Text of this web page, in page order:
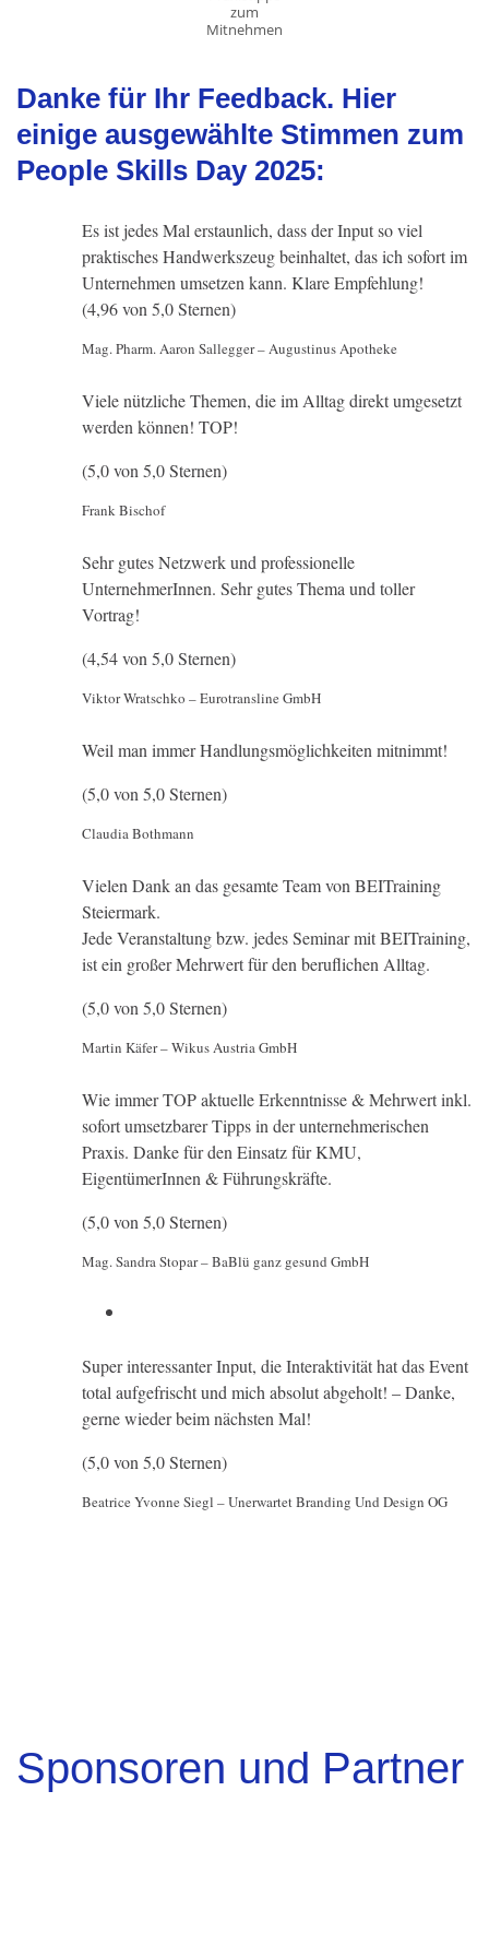
zum
Mitnehmen
Danke für Ihr Feedback. Hier
einige ausgewählte Stimmen zum
People Skills Day 2025:
Es ist jedes Mal erstaunlich, dass der Input so viel
praktisches Handwerkszeug beinhaltet, das ich sofort im
Unternehmen umsetzen kann. Klare Empfehlung!
(4,96 von 5,0 Sternen)
Mag. Pharm. Aaron Sallegger – Augustinus Apotheke
Viele nützliche Themen, die im Alltag direkt umgesetzt
werden können! TOP!
(5,0 von 5,0 Sternen)
Frank Bischof
Sehr gutes Netzwerk und professionelle
UnternehmerInnen. Sehr gutes Thema und toller
Vortrag!
(4,54 von 5,0 Sternen)
Viktor Wratschko – Eurotransline GmbH
Weil man immer Handlungsmöglichkeiten mitnimmt!
(5,0 von 5,0 Sternen)
Claudia Bothmann
Vielen Dank an das gesamte Team von BEITraining
Steiermark.
Jede Veranstaltung bzw. jedes Seminar mit BEITraining,
ist ein großer Mehrwert für den beruflichen Alltag.
(5,0 von 5,0 Sternen)
Martin Käfer – Wikus Austria GmbH
Wie immer TOP aktuelle Erkenntnisse & Mehrwert inkl.
sofort umsetzbarer Tipps in der unternehmerischen
Praxis. Danke für den Einsatz für KMU,
EigentümerInnen & Führungskräfte.
(5,0 von 5,0 Sternen)
Mag. Sandra Stopar – BaBlü ganz gesund GmbH
Super interessanter Input, die Interaktivität hat das Event
total aufgefrischt und mich absolut abgeholt! – Danke,
gerne wieder beim nächsten Mal!
(5,0 von 5,0 Sternen)
Beatrice Yvonne Siegl – Unerwartet Branding Und Design OG
Sponsoren und Partner